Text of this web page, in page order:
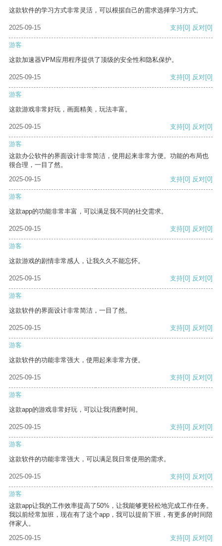
这款软件的学习方式非常灵活，可以根据自己的需求选择学习方式。
2025-09-15 支持[0] 反对[0]
游客
这款加速器VPM应用程序提供了顶级的安全性和隐私保护。
2025-09-15 支持[0] 反对[0]
游客
这款游戏非常好玩，画面精美，玩法丰富。
2025-09-15 支持[0] 反对[0]
游客
这款办公软件的界面设计非常简洁，使用起来非常方便。功能的布局也
很合理，一目了然。
2025-09-15
支持[0] 反对[0]
游客
这款app的功能非常丰富，可以满足我不同的社交需求。
2025-09-15 支持[0] 反对[0]
游客
这款游戏的剧情非常感人，让我久久不能忘怀。
2025-09-15 支持[0] 反对[0]
游客
这款软件的界面设计非常简洁，一目了然。
2025-09-15 支持[0] 反对[0]
游客
这款软件的功能非常强大，使用起来非常方便。
2025-09-15 支持[0] 反对[0]
游客
这款app的游戏非常好玩，可以让我消磨时间。
2025-09-15 支持[0] 反对[0]
游客
这款软件的功能非常强大，可以满足我日常使用的需求。
2025-09-15 支持[0] 反对[0]
游客
这款app让我的工作效率提高了50%，让我能够更轻松地完成工作任务。
我以前经常加班，现在有了这个app，我可以提前下班，有更多的时间陪
伴家人。
2025-09-15
支持[0] 反对[0]